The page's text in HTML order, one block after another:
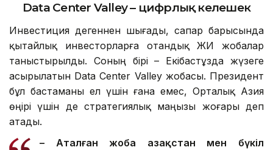
Data Center Valley – цифрлық келешек
Инвестиция дегеннен шығады, сапар барысында
қытайлық инвесторларға отандық ЖИ жобалар
таныстырылды. Соның бірі – Екібастұзда жүзеге
асырылатын Data Center Valley жобасы. Президент
бұл бастаманы ел үшін ғана емес, Орталық Азия
өңірі үшін де стратегиялық маңызы жоғары деп
атады.
– Аталған жоба Қазақстан мен бүкіл